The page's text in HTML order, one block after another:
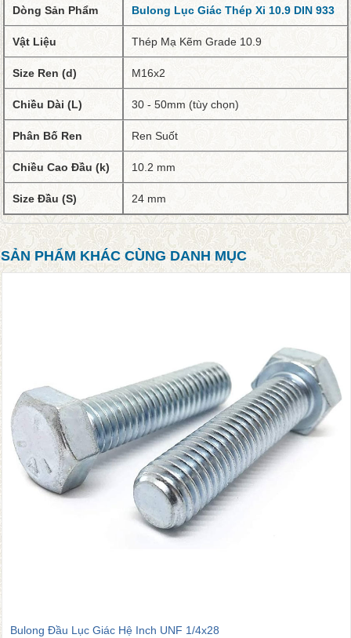
Dòng Sản Phẩm Bulong Lục Giác Thép Xi 10.9 DIN 933
Vật Liệu Thép Mạ Kẽm Grade 10.9
Size Ren (d) M16x2
Chiều Dài (L) 30 - 50mm (tùy chọn)
Phân Bố Ren Ren Suốt
Chiều Cao Đầu (k) 10.2 mm
Size Đầu (S) 24 mm
SẢN PHẨM KHÁC CÙNG DANH MỤC
Bulong Đầu Lục Giác Hệ Inch UNC 1/